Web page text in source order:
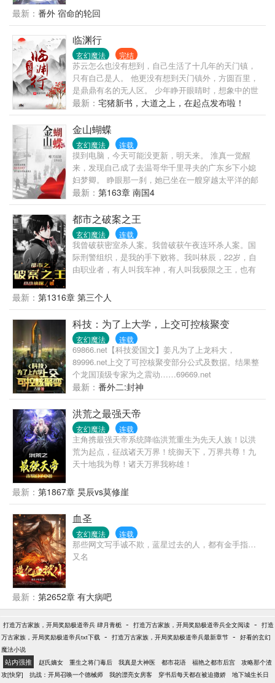
震呢？” “……”台下众人已被狗粮咽死。 这是女追男的
石。”“三岁零两个月，我送给你一把木刀，此刀乃能工
巧匠历时十年雕刻，价值1000灵石。”“......”“除此之
外，你还需要支付，过去15年以及未来10000年的精神
损失费，总计......”“以前亲过你几次，每次折算10000
灵石，可以从中扣除！”“一手交钱一手交婚书！”不久
后，顾风走出小城。一句‘道友，身上有灵石否？’，惊
得世人魂胆寒。实力越强，他越穷。得到的灵石越
多，他越抠。外号：灵石道人，抠门先生，扒皮老
祖。更是开创了骇人听闻的五五分赃法则：我百分之
秘，三皇五帝的去向，远古诸神之间的纠葛，一一展
开。
最新： 番外 宿命的轮回
临渊行
玄幻魔法 完结
苏云怎么也没有想到，自己生活了十几年的天门镇，
只有自己是人。 他更没有想到天门镇外，方圆百里，
是鼎鼎有名的无人区。 少年睁开眼睛时，想象中的世
界崩塌了，妖魔鬼怪横行的现实呈现在他的面前。 临
渊行。 黑夜中临深渊而行，须得打起精神，如履薄
冰！ 书友群群号，978862507
最新： 宅猪新书，大道之上，在起点发布啦！
金山蝴蝶
玄幻魔法 连载
摸到电脑，今天可能没更新，明天来。 淮真一觉醒
来，发现自己成了去温哥华千里寻夫的广东乡下小媳
妇梦卿。 睁眼那一刹，她已坐在一艘穿越太平洋的邮
轮舱底。一封来自温哥华的、梦卿夫君温孟冰亲笔写
就的远洋情书，便是她的所有行李。 她这才知道，从
未上过学，不懂讲国语、也不懂英文的梦卿被人贩子
拐骗了。 这艘船并非是开往温哥华的邮轮。 而是一艘
前往旧金山，装满唐人街中国妓|女的偷渡小船。 降逢
乱世，孑然一身，一开始，淮真只是想挑个远离战乱
的地，安稳而苟且的活着。 没曾想刚随偷渡者入关，
便被东海岸有名有姓的激进美国排华愤青截胡了。
或咖啡馆一二所，街道狭窄，行人拥挤。孩童则嬉戏
之味，游客到此，多有扫兴而返。” 旧金山华埠，俗
称“亚洲之外最大的中国”。 —— “旧金山唐人街的中国
女人，百分之九十九是妓|女。倘若你在海关看见十四
五岁中国少女，声称自己母亲去世，投奔年迈老父来
到金山谋生，无须怀疑，她们即将出卖她们的第一
夜。运气好的话，可以卖到三千美金。” 若非亲耳听见
吐词准确，语法完整的英文，从那低劣种族的少女口
中呼喊出，西泽这辈子绝不会踏入那臭名昭着的旧金
山萨克拉门托唐人街半步。 他循着她的足迹来到一家
污秽不堪的杂货铺阴暗楼梯口，门口木板上写着： 虾
米三分一磅 海带四分一磅 咸鱼十分一磅 女仔五元一
磅 杂货铺老板朝他笑出残缺牙齿，用粗陋英文谄媚的
新鲜。” 他不知怎么想起她踩上金山码头的秤，那时，
海关官员说：“梦卿，八十五磅。” 鬼使神差朝那黑洞
如负鼠的弱大民族最原始的低劣谦卑，却不知他黑色
瞳仁中从此铺陈那古老国度的五千载浩浩山河。
最新： 第163章 南国4
都市之破案之王
玄幻魔法 连载
我曾破获密室杀人案。我曾破获午夜连环杀人案。国
际刑警组织，是我的手下败将。我叫林辰，22岁，自
由职业者，有人叫我车神，有人叫我极限之王，也有
最新： 第1316章 第三个人
科技：为了上大学，上交可控核聚变
玄幻魔法 连载
69866.net【科技爱国文】姜凡为了上龙科大，
89996.net上交了可控核聚变部分公式及数据。结果整
个龙国顶级专家为之震动……69669.net
最新： 番外二:封神
洪荒之最强天帝
玄幻魔法 连载
主角携最强天帝系统降临洪荒重生为先天人族！以洪
荒为起点，征战诸天万界！统御天下，万界共尊！九
天十地我为尊！诸天万界我称雄！
最新： 第1867章 昊辰vs莫修崖
血圣
玄幻魔法 连载
那些网文写手诚不欺，蓝星过去的人，都有金手指…
又名
最新： 第2652章 有大病吧
打造万古家族，开局奖励极道帝兵 肆月青栀 - 打造万古家族，开局奖励极道帝兵全文阅读 - 打造
万古家族，开局奖励极道帝兵txt下载 - 打造万古家族，开局奖励极道帝兵最新章节 - 好看的玄幻
魔法小说
站内强推 赵氏嫡女 重生之将门毒后 我真是大神医 都市花语 福艳之都市后宫
攻略那个渣
攻[快穿]
抗战：开局召唤一个德械师 我的漂亮女房客 穿书后每天都在被迫撒娇
地下城生长日